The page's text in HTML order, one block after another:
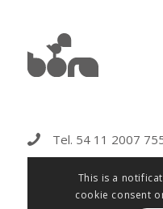
Tel. 54 11 2007
This is a
cookie consent